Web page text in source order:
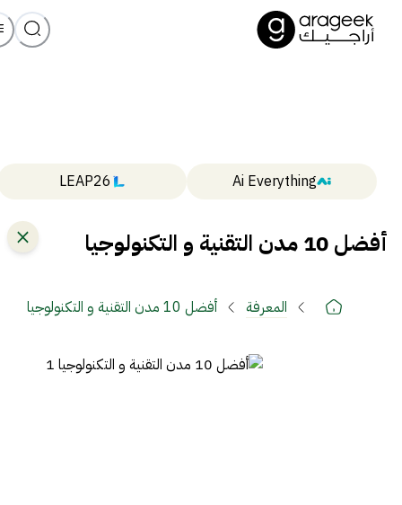
Ai Everything
LEAP26
أفضل 10 مدن التقنية و التكنولوجيا
المعرفة أفضل 10 مدن التقنية و التكنولوجيا